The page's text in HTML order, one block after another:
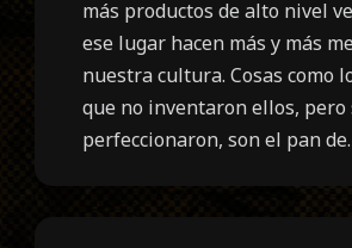
más productos de alto nivel
ese lugar hacen más y más
nuestra cultura. Cosas como
que no inventaron ellos, pero
perfeccionaron, son el pan